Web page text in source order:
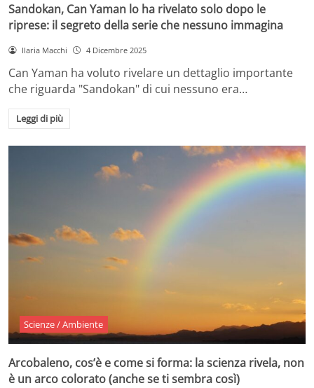
Sandokan, Can Yaman lo ha rivelato solo dopo le
riprese: il segreto della serie che nessuno immagina
Ilaria Macchi 4 Dicembre 2025
Can Yaman ha voluto rivelare un dettaglio importante
che riguarda "Sandokan" di cui nessuno era…
Leggi di più
Scienze / Ambiente
Arcobaleno, cos’è e come si forma: la scienza rivela, non
è un arco colorato (anche se ti sembra così)